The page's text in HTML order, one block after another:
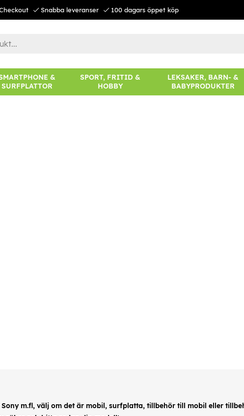
Snabba leveranser 100 dagars öppet köp
&
SURFPLATTOR
SPORT, FRITID &
HOBBY
LEKSAKER, BARN- &
BABYPRODUKTER
m.fl, välj om det är mobil, surfplatta, tillbehör till mobil eller